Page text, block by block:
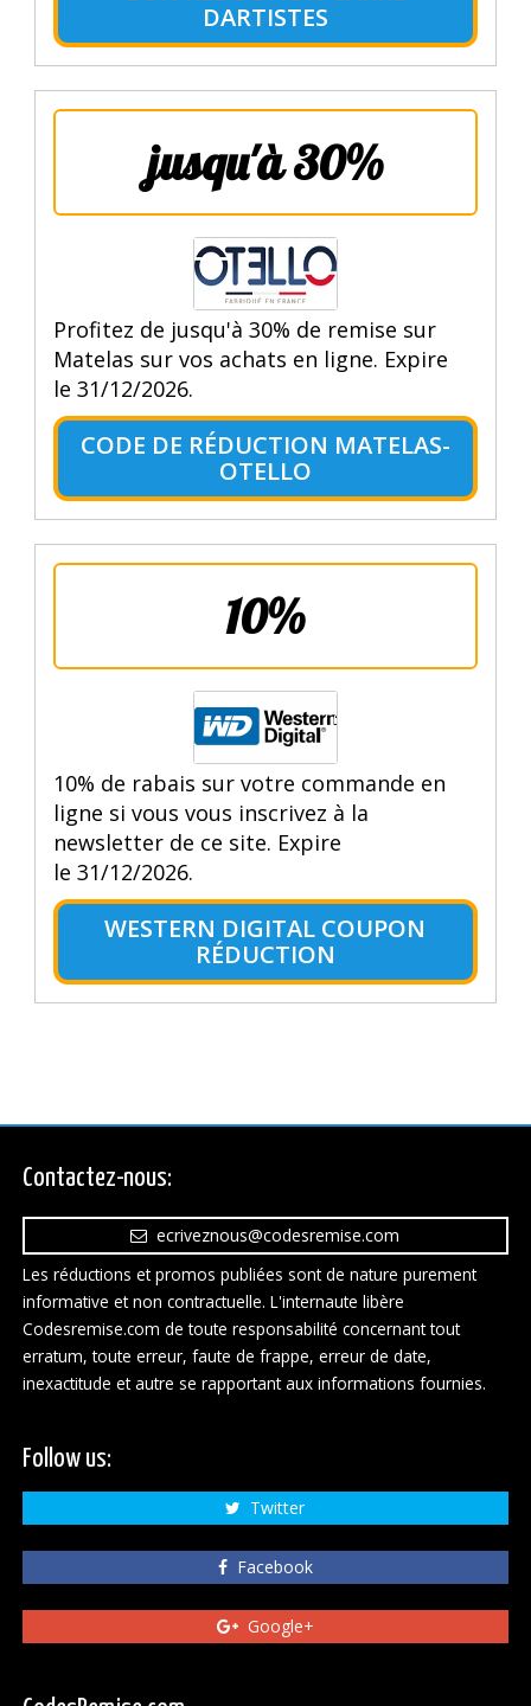
DARTISTES
jusqu'à 30%
Profitez de jusqu'à 30% de remise sur
Matelas sur vos achats en ligne. Expire
le 31/12/2026.
CODE DE RÉDUCTION MATELAS-
OTELLO
10%
10% de rabais sur votre commande en
ligne si vous vous inscrivez à la
newsletter de ce site. Expire
le 31/12/2026.
WESTERN DIGITAL COUPON
RÉDUCTION
Contactez-nous:
ecriveznous@codesremise.com
Les réductions et promos publiées sont de nature purement
informative et non contractuelle. L'internaute libère
Codesremise.com de toute responsabilité concernant tout
erratum, toute erreur, faute de frappe, erreur de date,
inexactitude et autre se rapportant aux informations fournies.
Follow us:
Twitter
Facebook
Google+